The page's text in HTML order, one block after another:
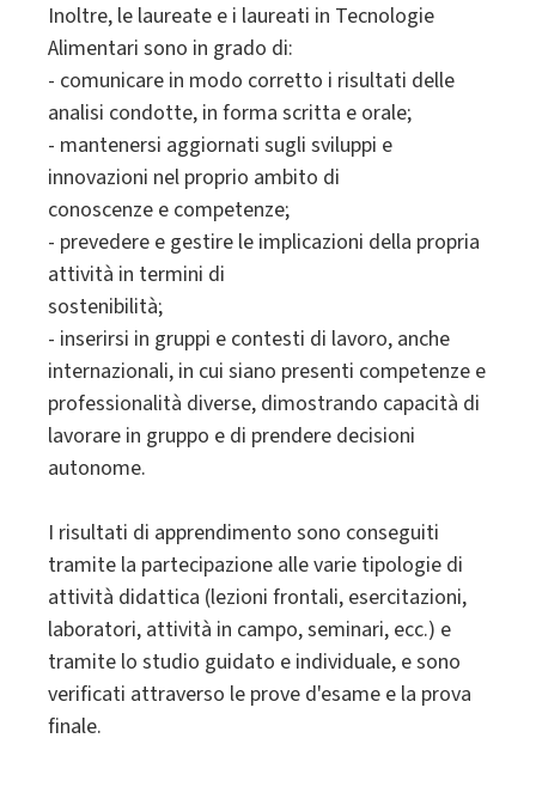
Inoltre, le laureate e i laureati in Tecnologie
Alimentari sono in grado di:
- comunicare in modo corretto i risultati delle
analisi condotte, in forma scritta e orale;
- mantenersi aggiornati sugli sviluppi e
innovazioni nel proprio ambito di
conoscenze e competenze;
- prevedere e gestire le implicazioni della propria
attività in termini di
sostenibilità;
- inserirsi in gruppi e contesti di lavoro, anche
internazionali, in cui siano presenti competenze e
professionalità diverse, dimostrando capacità di
lavorare in gruppo e di prendere decisioni
autonome.
I risultati di apprendimento sono conseguiti
tramite la partecipazione alle varie tipologie di
attività didattica (lezioni frontali, esercitazioni,
laboratori, attività in campo, seminari, ecc.) e
tramite lo studio guidato e individuale, e sono
verificati attraverso le prove d'esame e la prova
finale.